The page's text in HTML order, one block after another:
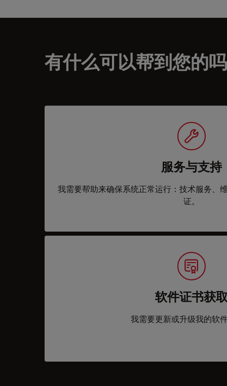
有什么可以帮到您的
服务与支持
我需要帮助来确保系统正常运行：技术服务、
证。
软件证书获
我需要更新或升级我的软